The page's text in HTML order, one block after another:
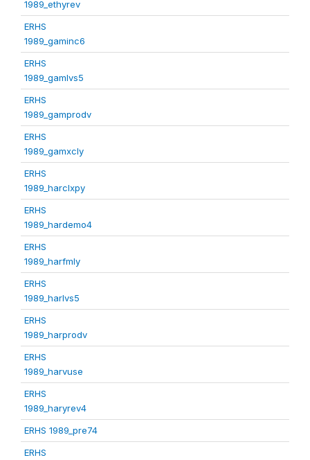
1989_ethyrev
ERHS
1989_gaminc6
ERHS
1989_gamlvs5
ERHS
1989_gamprodv
ERHS
1989_gamxcly
ERHS
1989_harclxpy
ERHS
1989_hardemo4
ERHS
1989_harfmly
ERHS
1989_harlvs5
ERHS
1989_harprodv
ERHS
1989_harvuse
ERHS
1989_haryrev4
ERHS 1989_pre74
ERHS